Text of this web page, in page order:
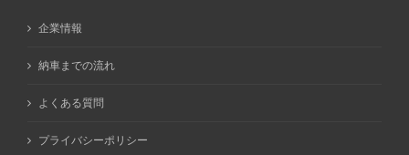
企業情報
納車までの流れ
よくある質問
プライバシーポリシー